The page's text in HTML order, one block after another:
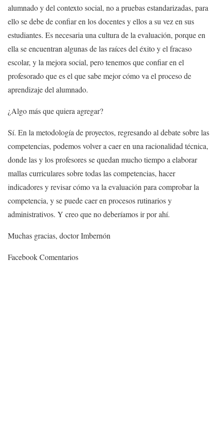
alumnado y del contexto social, no a pruebas estandarizadas, para
ello se debe de confiar en los docentes y ellos a su vez en sus
estudiantes. Es necesaria una cultura de la evaluación, porque en
ella se encuentran algunas de las raíces del éxito y el fracaso
escolar, y la mejora social, pero tenemos que confiar en el
profesorado que es el que sabe mejor cómo va el proceso de
aprendizaje del alumnado.
¿Algo más que quiera agregar?
Sí. En la metodología de proyectos, regresando al debate sobre las
competencias, podemos volver a caer en una racionalidad técnica,
donde las y los profesores se quedan mucho tiempo a elaborar
mallas curriculares sobre todas las competencias, hacer
indicadores y revisar cómo va la evaluación para comprobar la
competencia, y se puede caer en procesos rutinarios y
administrativos. Y creo que no deberíamos ir por ahí.
Muchas gracias, doctor Imbernón
Facebook Comentarios